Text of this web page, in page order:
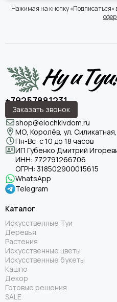
Нажимая на кнопку «Подписаться»
+79257881231
Заказать звонок
shop@elochkivdom.ru
МО, Королёв, ул.
Пн-Вс: с 10 до 18 часов
ИП Губенко Дмитрий
ИНН: 772791266706
ОГРН: 318502900015615
WhatsApp
Telegram
Каталог
Искусственные Туи
Деревья
Растения
Искусственные цветы
Искусственные букеты
Кашпо
Декор
Готовые решения
SALE